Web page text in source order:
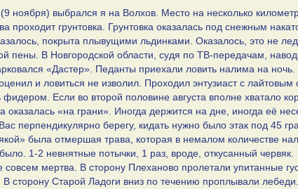
ноября) выбрался я на Волхов. Место на несколько
проходит грунтовка. Грунтовка оказалась под снежным
покрыта плывущими льдинками. Оказалось, это не
пены. В Новгородской области, судя по ТВ-передачам,
«Дастер». Педанты приехали ловить налима на
и ловиться не изволил. Проходил энтузиаст с лайтовым
Если во второй половине августа вполне хватало
оказалась «на грани». Иногда держится на дне, иногда её
перпендикулярно берегу, кидать нужно было этак под 45
была отмершая трава, которая в немалом количестве
1-2 невнятные потычки, 1 раз, вроде, откусанный червяк.
мертва. В сторону Плеханово пролетали упитанные
В сторону Старой Ладоги вниз по течению проплывали